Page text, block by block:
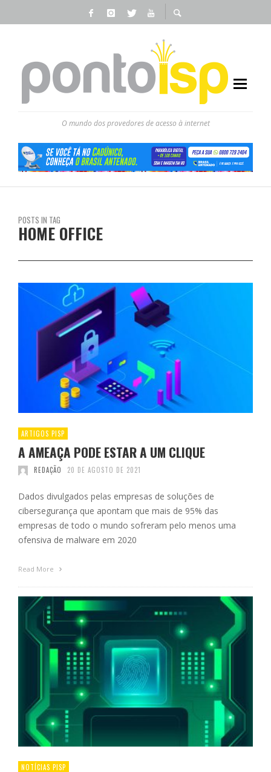
O mundo dos provedores de acesso à internet
POSTS IN TAG
HOME OFFICE
ARTIGOS PISP
A AMEAÇA PODE ESTAR A UM CLIQUE
REDAÇÃO 20 DE AGOSTO DE 2021
Dados divulgados pelas empresas de soluções de
cibersegurança que apontam que mais de 95% das
empresas de todo o mundo sofreram pelo menos uma
ofensiva de malware em 2020
Read More
NOTÍCIAS PISP